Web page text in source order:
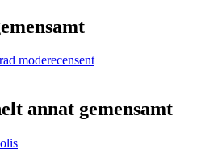
moderecensent
annat gemensamt